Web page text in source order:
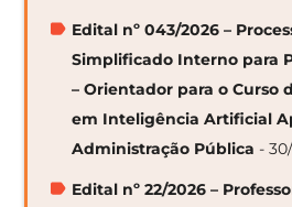
Edital nº 043/2026 –
Simplificado Interno para
– Orientador para o Curso
em Inteligência Artificial
Administração Pública -
Edital nº 22/2026 –